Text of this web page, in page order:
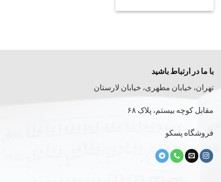
با ما در ارتباط باشید
تهران، خیابان مطهری، خیابان لارستان
مقابل کوچه بیستم، پلاک ۶۸
فروشگاه پسکو